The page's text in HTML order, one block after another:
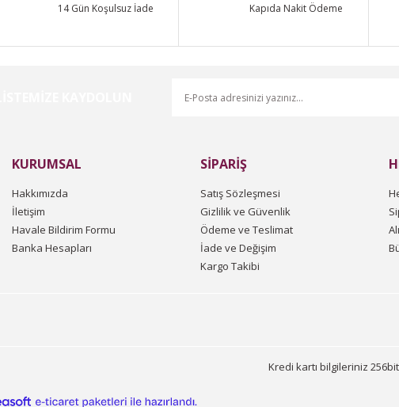
14 Gün Koşulsuz İade Kapıda Nakit Ödeme
KURUMSAL
Hakkımızda
İletişim
Havale Bildirim Formu
Banka Hesapları
SİPARİŞ
Satış Sözleşmesi
Gizlilik ve Güvenlik
Ödeme ve Teslimat
İade ve Değişim
Kargo Takibi
Kredi kartı bilgileriniz
ideasoft e-